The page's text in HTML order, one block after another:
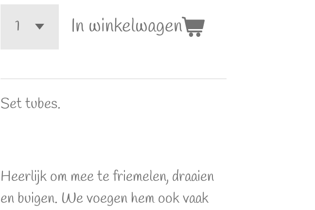
In winkelwagen
Set tubes.
Heerlijk om mee te friemelen, draaien
en buigen. We voegen hem ook vaak